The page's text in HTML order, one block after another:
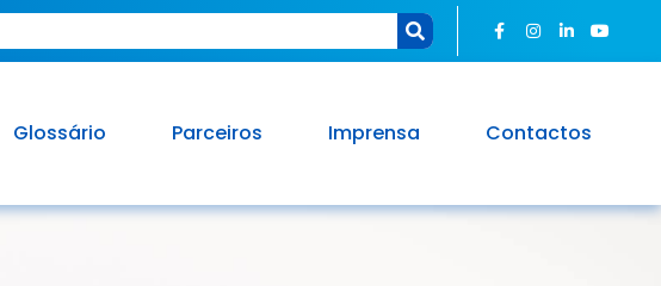
Glossário Parceiros Imprensa Contactos